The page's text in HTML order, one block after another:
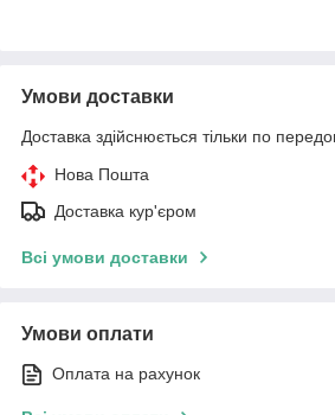
Умови доставки
Доставка здійснюється тільки по
Нова Пошта
Доставка кур'єром
Всі умови доставки
Умови оплати
Оплата на рахунок